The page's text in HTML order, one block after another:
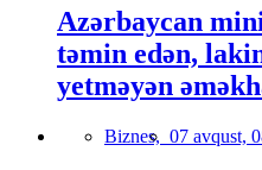
Azərbaycan
təmin edən,
yetməyən
Biznes, 07 avqust,